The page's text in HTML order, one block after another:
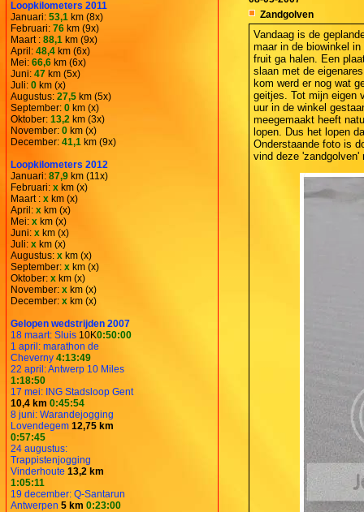
Loopkilometers 2011
Januari: 53,1 km (8x)
Februari: 76 km (9x)
Maart : 88,1 km (9x)
April: 48,4 km (6x)
Mei: 66,6 km (6x)
Juni: 47 km (5x)
Juli: 0 km (x)
Augustus: 27,5 km (5x)
September: 0 km (x)
Oktober: 13,2 km (3x)
November: 0 km (x)
December: 41,1 km (9x)
Loopkilometers 2012
Januari: 87,9 km (11x)
Februari: x km (x)
Maart : x km (x)
April: x km (x)
Mei: x km (x)
Juni: x km (x)
Juli: x km (x)
Augustus: x km (x)
September: x km (x)
Oktober: x km (x)
November: x km (x)
December: x km (x)
Gelopen wedstrijden 2007
18 maart: Sluis 10K0:50:00
1 april: marathon de
Cheverny 4:13:49
22 april: Antwerp 10 Miles
1:18:50
17 mei: ING Stadsloop Gent
10,4 km 0:45:54
8 juni: Warandejogging
Lovendegem 12,75 km
0:57:45
24 augustus:
Trappistenjogging
Vinderhoute 13,2 km
1:05:11
19 december: Q-Santarun
Antwerpen 5 km 0:23:00
Zandgolven
Vandaag is de
maar in de biowinkel
fruit ga halen. Een
slaan met de
kom werd er nog wat
geitjes. Tot mijn eigen
uur in de winkel
meegemaakt heeft
lopen. Dus het lopen
Onderstaande foto is
vind deze 'zandgolven'